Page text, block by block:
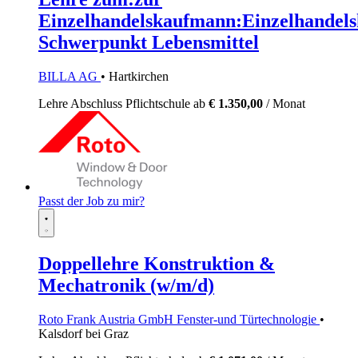
Schwerpunkt Lebensmittel
BILLA AG • Hartkirchen
Lehre Abschluss Pflichtschule ab € 1.350,00 / Monat
Passt der Job zu mir?
Doppellehre Konstruktion &
Mechatronik (w/m/d)
Roto Frank Austria GmbH Fenster-und Türtechnologie •
Kalsdorf bei Graz